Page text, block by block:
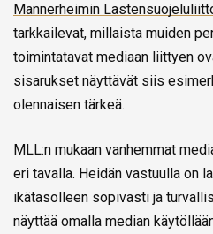
Mannerheimin
tarkkailevat, millaista muiden
toimintatavat mediaan liittyen
sisarukset näyttävät siis
olennaisen tärkeä.
MLL:n mukaan vanhemmat
eri tavalla. Heidän vastuulla on
ikätasolleen sopivasti ja
näyttää omalla median